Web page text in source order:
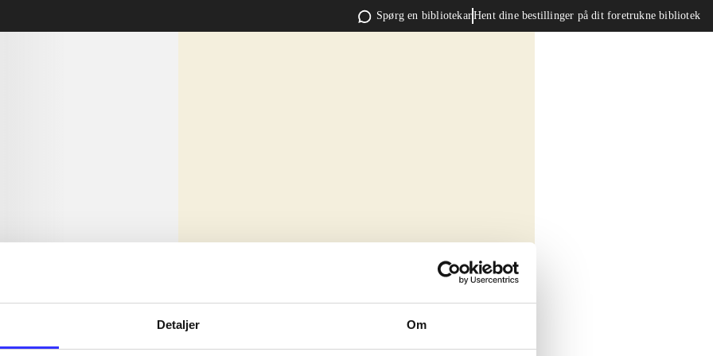
Detaljer Om
Spørg en bibliotekarHent dine bestillinger på dit foretrukne bibliotek
sit amet ...
sit amet ...